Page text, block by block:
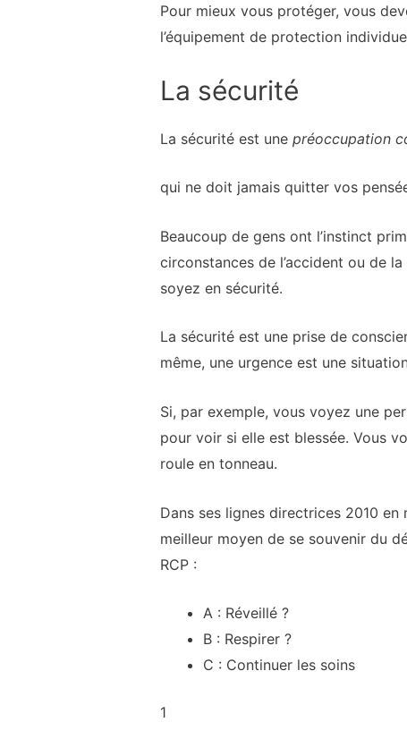
Pour mieux vous protéger, vous
l’équipement de protection
La sécurité
La sécurité est une préoccupation
qui ne doit jamais quitter vos
Beaucoup de gens ont l’instinct
circonstances de l’accident ou de
soyez en sécurité.
La sécurité est une prise de
même, une urgence est une
Si, par exemple, vous voyez une
pour voir si elle est blessée. Vous
roule en tonneau.
Dans ses lignes directrices 2010 en
meilleur moyen de se souvenir du
RCP :
A : Réveillé ?
B : Respirer ?
C : Continuer les soins
1